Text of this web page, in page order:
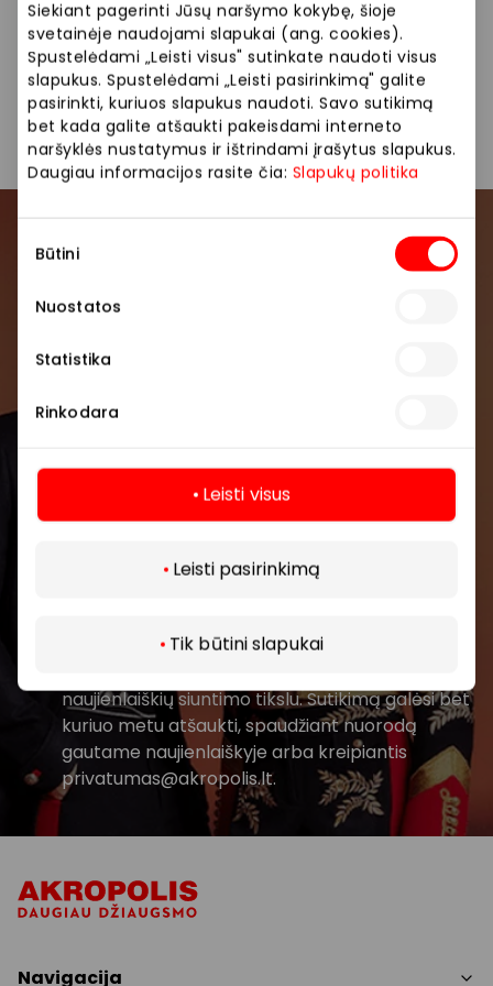
Siekiant pagerinti Jūsų naršymo kokybę, šioje
svetainėje naudojami slapukai (ang. cookies).
Spustelėdami „Leisti visus" sutinkate naudoti visus
slapukus. Spustelėdami „Leisti pasirinkimą" galite
pasirinkti, kuriuos slapukus naudoti. Savo sutikimą
bet kada galite atšaukti pakeisdami interneto
naršyklės nustatymus ir ištrindami įrašytus slapukus.
Daugiau informacijos rasite čia: Slapukų politika
pasirinkimas
Būtini
Nuostatos
Statistika
Rinkodara
Leisti visus
Leisti pasirinkimą
Tik būtini slapukai
paskyrose ir/ar kituose viešuose pranešimuose.
Daugiau apie asmens duomenų tvarkymą
www.akropolis.lt
Pasidalinti: Facebook LinkedIn
renginius ir naujausią informaciją iš AKROPOLIS
PPC AKROPOLIS naujienas. Dėl to AKROPOLIS
naujienlaiškių siuntimo tikslu. Sutikimą galėsi bet
kuriuo metu atšaukti, spaudžiant nuorodą
gautame naujienlaiškyje arba kreipiantis
privatumas@akropolis.lt.
Daugiau
Navigacija